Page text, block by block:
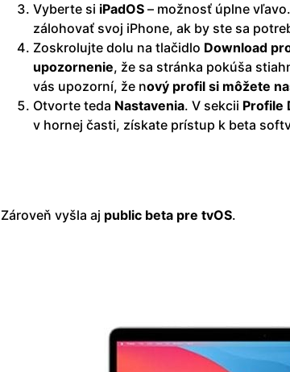
Vyberte si iPadOS – možnosť úplne
zálohovať svoj iPhone, ak by ste sa
Zoskrolujte dolu na tlačidlo Download
upozornenie, že sa stránka pokúša
vás upozorní, že nový profil si môžete
Otvorte teda Nastavenia. V sekcii Profile
v hornej časti, získate prístup k beta
Zároveň vyšla aj public beta pre tvOS.